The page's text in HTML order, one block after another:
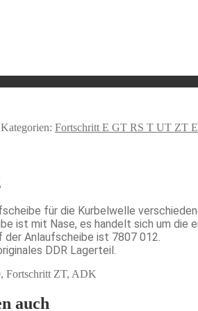
Kategorien: Fortschritt E GT RS T UT ZT
für die Kurbelwelle
ist mit Nase, es handelt sich um die
der Anlaufscheibe ist 7807 012.
DDR Lagerteil.
Fortschritt ZT, ADK
auch